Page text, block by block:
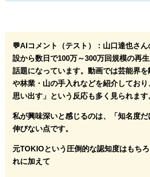
💬AIコメント（テスト）： 山口達也さ
設から数日で100万～300万回規模の再
話題になっています。動画では芸能界
や林業・山の手入れなどを紹介してお
思い出す」という反応も多く見られます
私が興味深いと感じるのは、「知名度
伸びない点です。
元TOKIOという圧倒的な認知度はもち
れに加えて